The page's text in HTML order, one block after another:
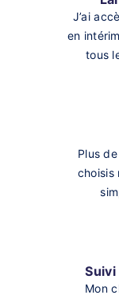
J’ai
en
tous
Plus
choisis
Mon